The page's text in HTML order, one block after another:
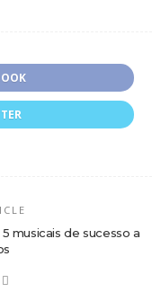
musicais de sucesso a